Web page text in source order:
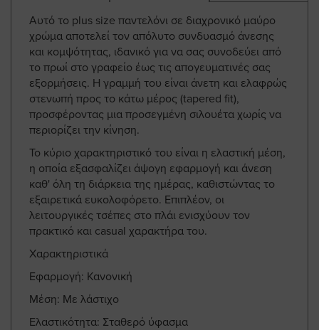
Αυτό το plus size παντελόνι σε διαχρονικό μαύρο
χρώμα αποτελεί τον απόλυτο συνδυασμό άνεσης
και κομψότητας, ιδανικό για να σας συνοδεύει από
το πρωί στο γραφείο έως τις απογευματινές σας
εξορμήσεις. Η γραμμή του είναι άνετη και ελαφρώς
στενωπή προς το κάτω μέρος (tapered fit),
προσφέροντας μια προσεγμένη σιλουέτα χωρίς να
περιορίζει την κίνηση.
Το κύριο χαρακτηριστικό του είναι η ελαστική μέση,
η οποία εξασφαλίζει άψογη εφαρμογή και άνεση
καθ' όλη τη διάρκεια της ημέρας, καθιστώντας το
εξαιρετικά ευκολοφόρετο. Επιπλέον, οι
λειτουργικές τσέπες στο πλάι ενισχύουν τον
πρακτικό και casual χαρακτήρα του.
Χαρακτηριστικά
Εφαρμογή: Κανονική
Μέση: Με λάστιχο
Ελαστικότητα: Σταθερό ύφασμα